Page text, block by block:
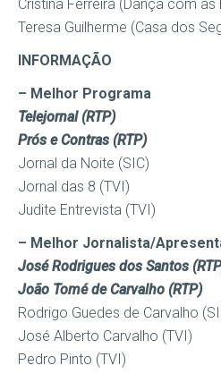
Cristina Ferreira (Dança com as
Teresa Guilherme (Casa dos
INFORMAÇÃO
– Melhor Programa
Telejornal (RTP)
Prós e Contras (RTP)
Jornal da Noite (SIC)
Jornal das 8 (TVI)
Judite Entrevista (TVI)
– Melhor Jornalista/
José Rodrigues dos Santos
João Tomé de Carvalho (RTP)
Rodrigo Guedes de Carvalho
José Alberto Carvalho (TVI)
Pedro Pinto (TVI)